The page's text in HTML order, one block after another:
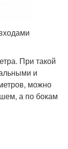
При такой
и
можно
а по бокам